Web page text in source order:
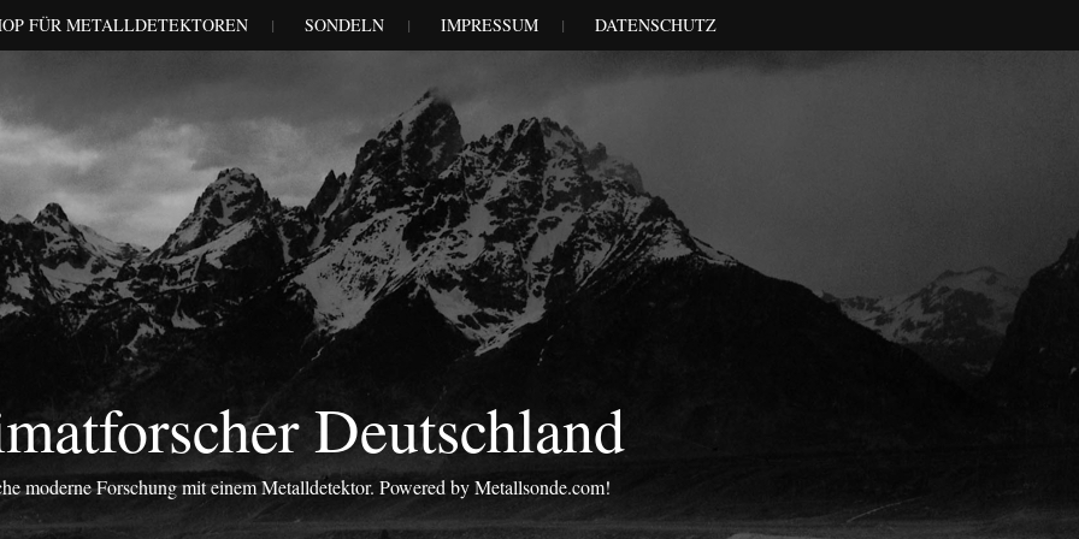
FÜR METALLDETEKTOREN SONDELN IMPRESSUM DATENSCHUTZ
Deutschland
moderne Forschung mit einem Metalldetektor. Powered by Metallsonde.com!